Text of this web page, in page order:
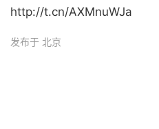
http://t.cn/AXMnuWJa ​
发布于 北京